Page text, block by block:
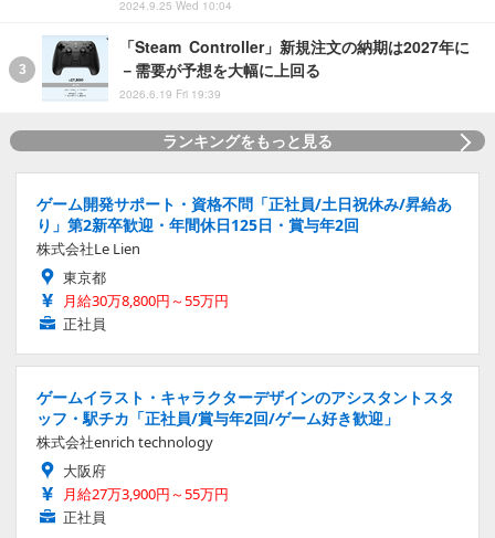
2024.9.25 Wed 10:04
「Steam Controller」新規注文の納期は2027年に
－需要が予想を大幅に上回る
2026.6.19 Fri 19:39
ランキングをもっと見る
ゲーム開発サポート・資格不問「正社員/土日祝休み/昇給あ
り」第2新卒歓迎・年間休日125日・賞与年2回
株式会社Le Lien
東京都
月給30万8,800円～55万円
正社員
ゲームイラスト・キャラクターデザインのアシスタントスタ
ッフ・駅チカ「正社員/賞与年2回/ゲーム好き歓迎」
株式会社enrich technology
大阪府
月給27万3,900円～55万円
正社員